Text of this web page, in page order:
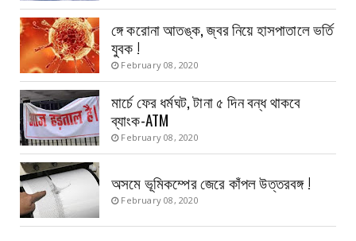
ঙ্গে করোনা আতঙ্ক, জ্বর নিয়ে হাসপাতালে ভর্তি
যুবক !
February 08, 2020
মার্চে ফের ধর্মঘট, টানা ৫ দিন বন্ধ থাকবে
ব্যাংক-ATM
February 08, 2020
অসমে ভূমিকম্পের জেরে কাঁপল উত্তরবঙ্গ !
February 08, 2020